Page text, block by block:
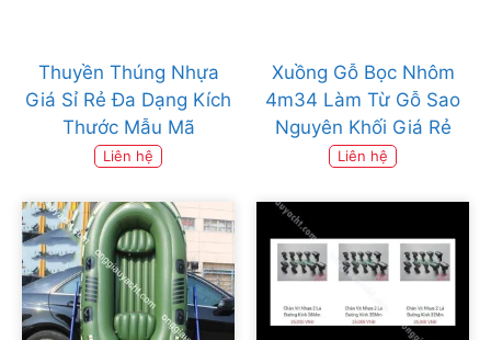
Thuyền Thúng Nhựa
Giá Sỉ Rẻ Đa Dạng Kích
Thước Mẫu Mã
Liên hệ
Xuồng Gỗ Bọc Nhôm
4m34 Làm Từ Gỗ Sao
Nguyên Khối Giá Rẻ
Liên hệ